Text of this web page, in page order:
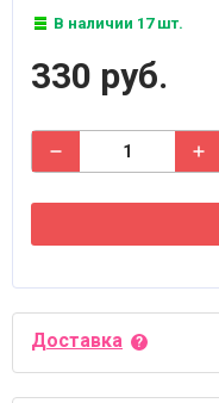
В наличии 17 шт.
330 руб.
Доставка